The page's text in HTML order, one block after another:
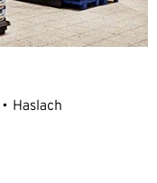
Haslach